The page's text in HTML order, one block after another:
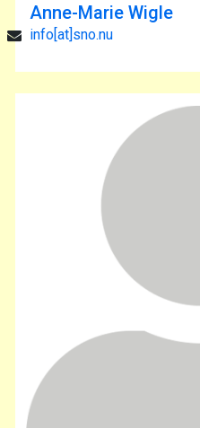
Anne-Marie Wigle
info[at]sno.nu